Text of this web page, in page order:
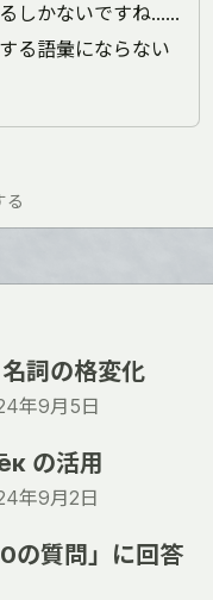
しかないですね……
る語彙にならない
る
詞の格変化
年9月5日
の活用
年9月2日
の質問」に回答